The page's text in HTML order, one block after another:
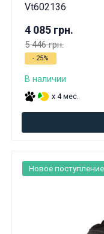
Vt602136
4 085 грн.
5 446 грн.
- 25%
В наличии
x 4 мес.
Новое поступление
Вам